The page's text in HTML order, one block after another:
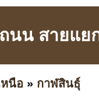
นน สายแ
นือ » กาฬสินธุ์